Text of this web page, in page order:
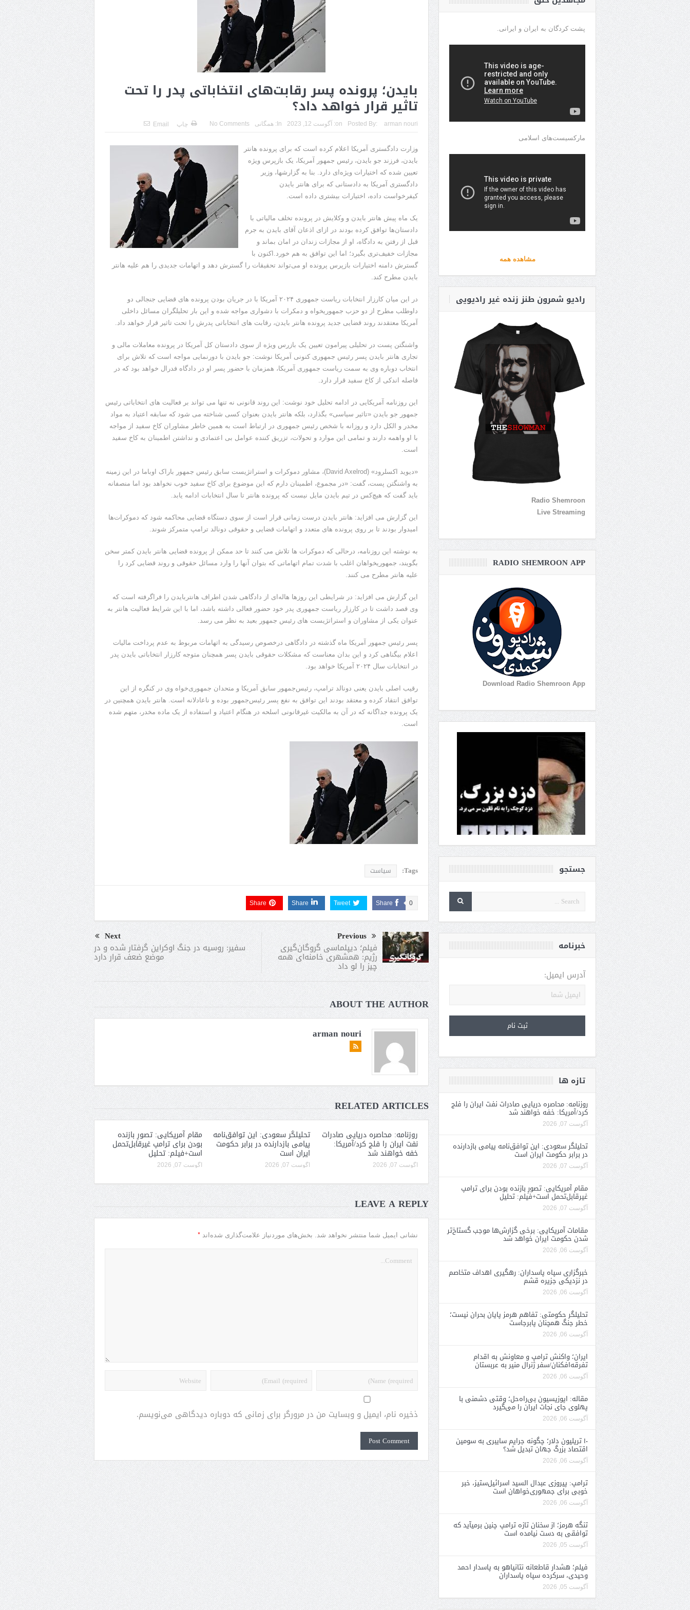
بایدن؛ پرونده پسر رقابت‌های انتخاباتی پدر را تحت
تاثیر قرار خواهد داد؟
Posted By: arman nouri
on: آگوست 12, 2023 In: همگانی No Comments چاپ Email
وزارت دادگستری آمریکا اعلام کرده است که برای پرونده هانتر
بایدن، فرزند جو بایدن، رئیس جمهور آمریکا، یک بازپرس ویژه
تعیین شده که اختیارات ویژه‌ای دارد. بنا به گزارشها، وزیر
دادگستری آمریکا به دادستانی که برای هانتر بایدن
کیفرخواست داده، اختیارات بیشتری داده است.
یک ماه پیش هانتر بایدن و وکلایش در پرونده تخلف مالیاتی با
دادستان‌ها توافق کرده بودند در ازای اذعان آقای بایدن به جرم
قبل از رفتن به دادگاه، او از مجازات زندان در امان بماند و
مجازات خفیف‌تری بگیرد؛ اما این توافق به هم خورد.اکنون با
گسترش دامنه اختیارات بازپرس پرونده او می‌تواند تحقیقات را گسترش دهد و اتهامات جدیدی را هم علیه هانتر
بایدن مطرح کند.
در این میان کارزار انتخابات ریاست جمهوری ۲۰۲۴ آمریکا با در جریان بودن پرونده های قضایی جنجالی دو
داوطلب مطرح از دو حزب جمهوریخواه و دمکرات با دشواری مواجه شده و این بار تحلیلگران مسائل داخلی
آمریکا معتقدند روند قضایی جدید پرونده هانتر بایدن، رقابت های انتخاباتی پدرش را تحت تاثیر قرار خواهد داد.
واشنگتن پست در تحلیلی پیرامون تعیین یک بازرس ویژه از سوی دادستان کل آمریکا در پرونده معاملات مالی و
تجاری هانتر بایدن پسر رئیس جمهوری کنونی آمریکا نوشت: جو بایدن با دورنمایی مواجه است که تلاش برای
انتخاب دوباره وی به سمت ریاست جمهوری آمریکا، همزمان با حضور پسر او در دادگاه فدرال خواهد بود که در
فاصله اندکی از کاخ سفید قرار دارد.
این روزنامه آمریکایی در ادامه تحلیل خود نوشت: این روند قانونی نه تنها می تواند بر فعالیت های انتخاباتی رئیس
جمهور جو بایدن «تاثیر سیاسی» بگذارد، بلکه هانتر بایدن بعنوان کسی شناخته می شود که سابقه اعتیاد به مواد
مخدر و الکل دارد و روزانه با شخص رئیس جمهوری در ارتباط است به همین خاطر مشاوران کاخ سفید از مواجه
با او واهمه دارند و تمامی این موارد و تحولات، تزریق کننده عوامل بی اعتمادی و نداشتن اطمینان به کاخ سفید
است.
«دیوید اکسلرود» (David Axelrod)، مشاور دموکرات و استراتژیست سابق رئیس جمهور باراک اوباما در این زمینه
به واشنگتن پست، گفت: «در مجموع، اطمینان دارم که این موضوع برای کاخ سفید خوب نخواهد بود اما منصفانه
باید گفت که هیچ‌کس در تیم بایدن مایل نیست که پرونده هانتر تا سال انتخابات ادامه یابد.
این گزارش می افزاید: هانتر بایدن درست زمانی قرار است از سوی دستگاه قضایی محاکمه شود که دموکرات‌ها
امیدوار بودند تا بر روی پرونده های متعدد و اتهامات قضایی و حقوقی دونالد ترامپ متمرکز شوند.
به نوشته این روزنامه، درحالی که دموکرات ها تلاش می کنند تا حد ممکن از پرونده قضایی هانتر بایدن کمتر سخن
بگویند، جمهوریخواهان اغلب با شدت تمام اتهاماتی که بتوان آنها را وارد مسائل حقوقی و روند قضایی کرد را
علیه هانتر مطرح می کنند.
این گزارش می افزاید: در شرایطی این روزها هاله‌ای از دادگاهی شدن اطراف هانتربایدن را فراگرفته است که
وی قصد داشت تا در کارزار ریاست جمهوری پدر خود حضور فعالی داشته باشد، اما با این شرایط فعالیت هانتر به
عنوان یکی از مشاوران و استراتژیست های رئیس جمهور بعید به نظر می رسد.
پسر رئیس جمهور آمریکا ماه گذشته در دادگاهی درخصوص رسیدگی به اتهامات مربوط به عدم پرداخت مالیات
اعلام بیگناهی کرد و این بدان معناست که مشکلات حقوقی بایدن پسر همچنان متوجه کارزار انتخاباتی بایدن پدر
در انتخابات سال ۲۰۲۴ آمریکا خواهد بود.
رقیب اصلی بایدن یعنی دونالد ترامپ، رئیس‌جمهور سابق آمریکا و متحدان جمهوری‌خواه وی در کنگره از این
توافق انتقاد کرده و معتقد بودند این توافق به نفع پسر رئیس‌جمهور بوده و ناعادلانه است. هانتر بایدن همچنین در
یک پرونده جداگانه که در آن به مالکیت غیرقانونی اسلحه در هنگام اعتیاد و استفاده از یک ماده مخدر، متهم شده
است.
Tags: سیاست
Share 0
Tweet
Share
Share
Previous
فیلم؛ دیپلماسی گروگان‌گیری
رژیم: همشهری خامنه‌ای‌ همه
چیز را لو داد
Next
سفیر: روسیه در جنگ اوکراین گرفتار شده و در
موضع ضعف قرار دارد
ABOUT THE AUTHOR
arman nouri
RELATED ARTICLES
روزنامه: محاصره دریایی صادرات
نفت ایران را فلج کرد/آمریکا:
خفه خواهند شد
آگوست 07, 2026
تحلیلگر سعودی: این توافق‌نامه
پیامی بازدارنده در برابر حکومت
ایران است
آگوست 07, 2026
مقام آمریکایی: تصورِ بازنده
بودن برای ترامپ غیرقابل‌تحمل
است+فیلم: تحلیل
آگوست 07, 2026
LEAVE A REPLY
نشانی ایمیل شما منتشر نخواهد شد. بخش‌های موردنیاز علامت‌گذاری شده‌اند *
ذخیره نام، ایمیل و وبسایت من در مرورگر برای زمانی که دوباره دیدگاهی می‌نویسم.
پشت کردگان به ایران و ایرانی.
مارکسیست‌های اسلامی
مشاهده همه
رادیو شمرون طنز زنده غیر رادیویی
Radio Shemroon
Live Streaming
RADIO SHEMROON APP
Download Radio Shemroon App
جستجو
خبرنامه
آدرس ایمیل:
تازه ها
روزنامه: محاصره دریایی صادرات نفت ایران را فلج
کرد/آمریکا: خفه خواهند شد
آگوست 07, 2026
تحلیلگر سعودی: این توافق‌نامه پیامی بازدارنده
در برابر حکومت ایران است
آگوست 07, 2026
مقام آمریکایی: تصورِ بازنده بودن برای ترامپ
غیرقابل‌تحمل است+فیلم: تحلیل
آگوست 07, 2026
مقامات آمریکایی: برخی گزارش‌ها موجب گستاخ‌تر
شدن حکومت ایران خواهد شد
آگوست 06, 2026
خبرگزاری سپاه پاسداران: رهگیری اهداف متخاصم
در نزدیکی جزیره قشم
آگوست 06, 2026
تحلیلگر حکومتی: تفاهم هرمز پایان بحران نیست؛
خطر جنگ همچنان پابرجاست
آگوست 06, 2026
ایران؛ واکنش ترامپ و معاونش به اقدام
تفرقه‌افکنان/سفر ژنرال منیر به عربستان
آگوست 06, 2026
مقاله: اپوزیسیون بی‌راه‌حل؛ وقتی دشمنی با
پهلوی جای نجات ایران را می‌گیرد
آگوست 06, 2026
۱۰ تریلیون دلار؛ چگونه جرایم سایبری به سومین
اقتصاد بزرگ جهان تبدیل شد؟
آگوست 06, 2026
ترامپ: پیروزی عبدال السید اسرائیل‌ستیز، خبر
خوبی برای جمهوری‌خواهان است
آگوست 06, 2026
تنگه هرمز؛ از سخنان تازه ترامپ چنین برمیآید که
توافقی به دست نیامده است
آگوست 05, 2026
فیلم؛ هشدار قاطعانه نتانیاهو به پاسدار احمد
وحیدی، سرکرده سپاه پاسداران
آگوست 05, 2026